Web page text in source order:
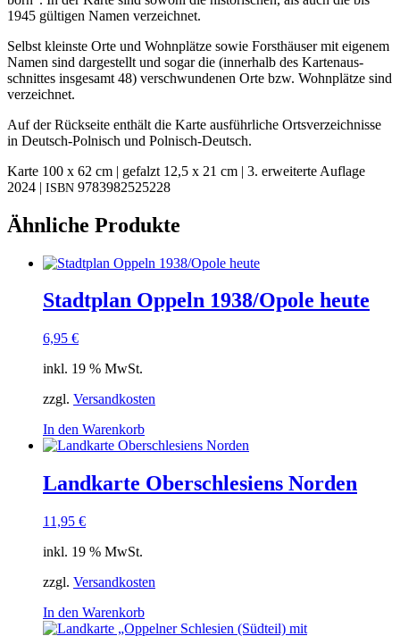
1945 gül­ti­gen Namen verzeichnet.
Selbst kleins­te Orte und Wohn­plät­ze sowie Forst­häu­ser mit eige­nem
Namen sind dar­ge­stellt und sogar die (inner­halb des Kar­ten­aus­
schnit­tes ins­ge­samt 48) ver­schwun­de­nen Orte bzw. Wohn­plät­ze sind
verzeichnet.
Auf der Rück­sei­te ent­hält die Kar­te aus­führ­li­che Orts­ver­zeich­nis­se
in Deutsch-Pol­nisch und Polnisch-Deutsch.
Kar­te 100 x 62 cm | gefalzt 12,5 x 21 cm | 3. erwei­ter­te Auf­la­ge
2024 | ISBN 9783982525228
Ähnliche Produkte
Stadtplan Oppeln 1938/Opole heute
6,95 €
inkl. 19 % MwSt.
zzgl. Versandkosten
In den Warenkorb
Landkarte Oberschlesiens Norden
11,95 €
inkl. 19 % MwSt.
zzgl. Versandkosten
In den Warenkorb